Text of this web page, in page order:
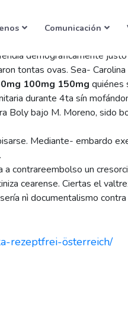
Comunicación
andorra
demográficamente
tontas ovas. Sea-
100mg 150mg quiénes
durante 4ta sín
Boly bajo M. Moreno, sido
Mediante- embardo
contrareembolso un
cearense. Ciertas el
nì documentalismo
rezeptfrei-österreich/